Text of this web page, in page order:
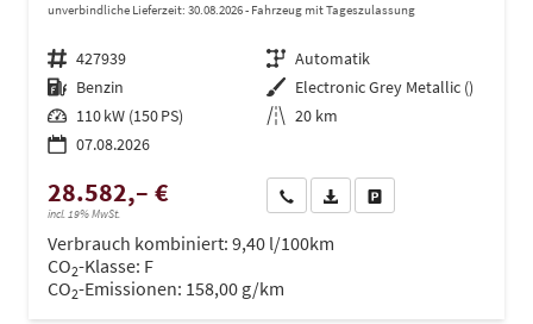
unverbindliche Lieferzeit: 30.08.2026 Fahrzeug mit Tageszulassung
Fahrzeugnr. 427939 Getriebe Automatik
Kraftstoff Benzin Außenfarbe Electronic Grey Metallic ()
Leistung 110 kW (150 PS) Kilometerstand 20 km
07.08.2026
28.582,– €
incl. 19% MwSt.
Wir rufen Sie anPDF-Datei, Fahrzeugexposé
Verbrauch kombiniert: 9,40 l/100km
CO2-Klasse: F
CO2-Emissionen: 158,00 g/km